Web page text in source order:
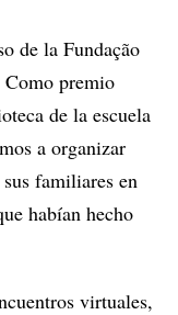
de la Fundação
premio
de la escuela
a organizar
familiares en
habían hecho
virtuales,